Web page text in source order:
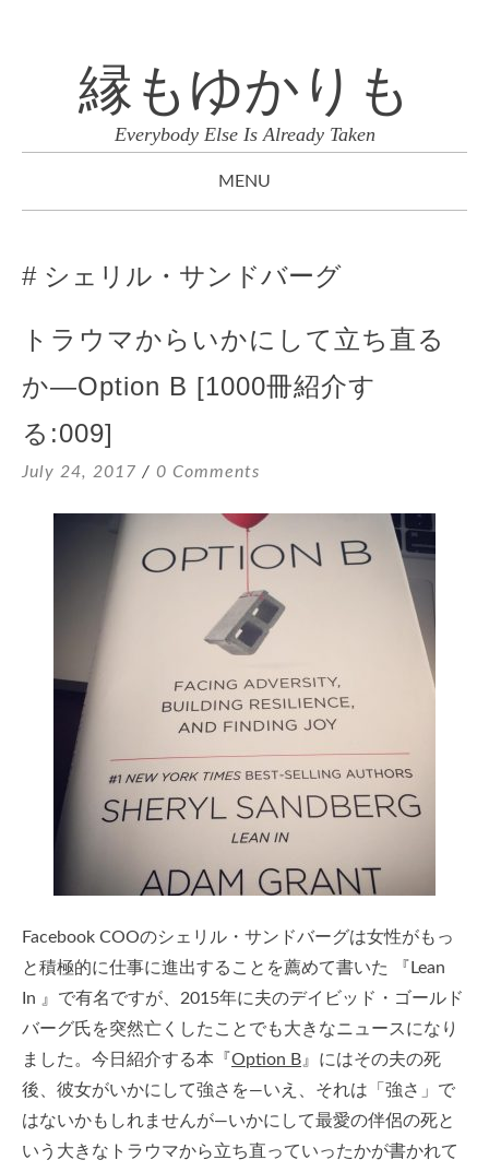
縁もゆかりも
Everybody Else Is Already Taken
MENU
CONTENT
シェリル・サンドバーグ
トラウマからいかにして立ち直る
か—Option B [1000冊紹介す
る:009]
July 24, 2017 0 Comments
Facebook COOのシェリル・サンドバーグは女性がもっ
と積極的に仕事に進出することを薦めて書いた 『Lean
In 』で有名ですが、2015年に夫のデイビッド・ゴールド
バーグ氏を突然亡くしたことでも大きなニュースになり
ました。今日紹介する本『 Option B 』にはその夫の死
後、彼女がいかにして強さを—いえ、それは「強さ」で
はないかもしれませんが—いかにして最愛の伴侶の死と
いう大きなトラウマから立ち直っていったかが書かれて